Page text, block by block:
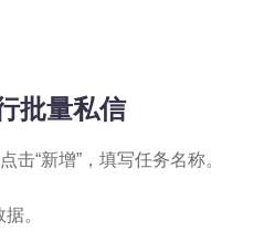
批量私信
击“新增”，填写任务名称。
。